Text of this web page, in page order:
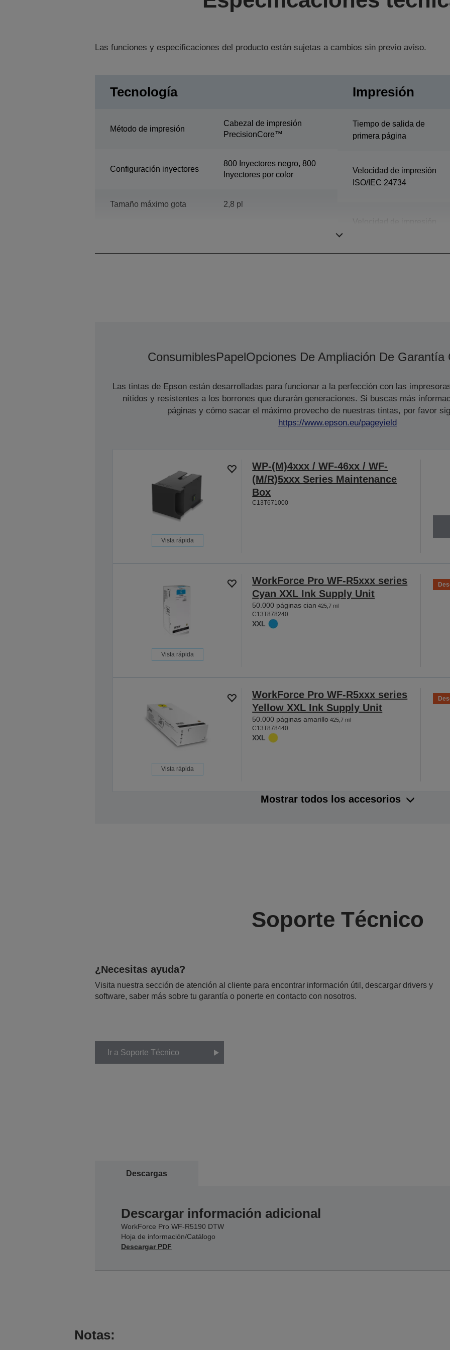
Las funciones y especificaciones del producto están sujetas a cambios sin previo aviso.
Tecnología
Método de impresión
Cabezal de impresión
PrecisionCore™
Configuración inyectores
800 Inyectores negro, 800
Inyectores por color
Tamaño máximo gota 2,8 pl
Impresión
Tiempo de salida de
primera página
Velocidad de impresión
ISO/IEC 24734
Velocidad de impresión
ConsumiblesPapelOpciones De Ampliación De Garantía
Las tintas de Epson están desarrolladas para funcionar a la perfección con las
nítidos y resistentes a los borrones que durarán generaciones. Si buscas más
páginas y cómo sacar el máximo provecho de nuestras tintas, por favor
https://www.epson.eu/pageyield
Vista rápida
WP-(M)4xxx / WF-46xx / WF-
(M/R)5xxx Series Maintenance
Box
C13T671000
Vista rápida
WorkForce Pro WF-R5xxx series
Cyan XXL Ink Supply Unit
50.000 páginas cian 425,7 ml
C13T878240
XXL
Vista rápida
WorkForce Pro WF-R5xxx series
Yellow XXL Ink Supply Unit
50.000 páginas amarillo 425,7 ml
C13T878440
XXL
Mostrar todos los accesorios
Soporte Técnico
¿Necesitas ayuda?
Visita nuestra sección de atención al cliente para encontrar información útil, descargar drivers y
software, saber más sobre tu garantía o ponerte en contacto con nosotros.
Ir a Soporte Técnico
Descargas
Descargar información adicional
WorkForce Pro WF-R5190 DTW
Hoja de información/Catálogo
Descargar PDF
Notas: